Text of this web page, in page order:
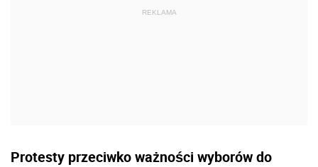
Protesty przeciwko ważności wyborów do